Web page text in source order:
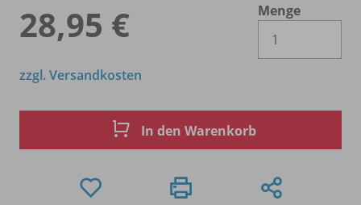
28,95 €
Menge
zzgl. Versandkosten
In den Warenkorb